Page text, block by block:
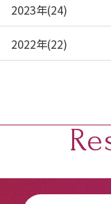
2023年(24)
2022年(22)